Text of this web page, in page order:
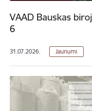
VAAD Bauskas
6
31.07.2026. Jaunumi